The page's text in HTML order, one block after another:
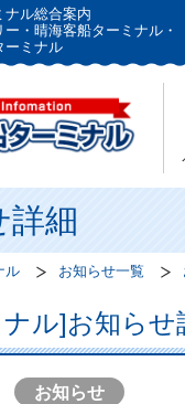
ナル総合案内
・晴海客船ターミナル・
ーミナル
詳細
ル お知らせ一覧
ル]お知らせ
お知らせ